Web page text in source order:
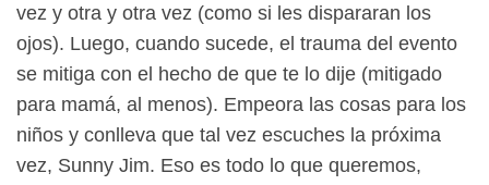
vez y otra y otra vez (como si les dispararan los
ojos). Luego, cuando sucede, el trauma del evento
se mitiga con el hecho de que te lo dije (mitigado
para mamá, al menos). Empeora las cosas para los
niños y conlleva que tal vez escuches la próxima
vez, Sunny Jim. Eso es todo lo que queremos,